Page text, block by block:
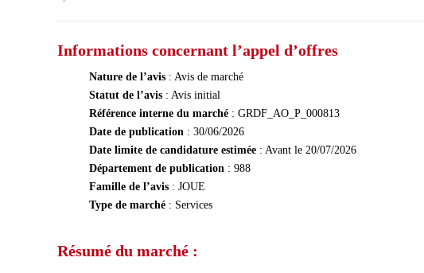
Informations concernant l’appel d’offres
Nature de l’avis : Avis de marché
Statut de l’avis : Avis initial
Référence interne du marché : GRDF_AO_P_000813
Date de publication : 30/06/2026
Date limite de candidature estimée : Avant le 20/07/2026
Département de publication : 988
Famille de l’avis : JOUE
Type de marché : Services
Résumé du marché :